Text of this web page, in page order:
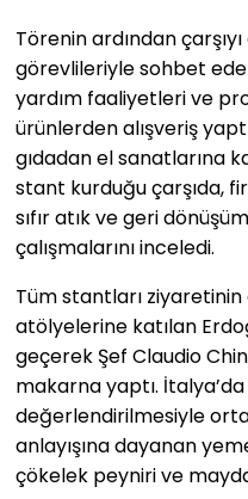
Törenin ardından
görevlileriyle sohbet
yardım faaliyetleri ve
ürünlerden alışveriş
gıdadan el sanatlarına
stant kurduğu çarşıda,
sıfır atık ve geri
çalışmalarını inceledi.
Tüm stantları
atölyelerine katılan
geçerek Şef Claudio
makarna yaptı.
değerlendirilmesiyle
anlayışına dayanan
çökelek peyniri ve